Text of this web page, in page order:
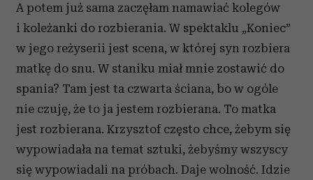
A potem już sama zaczęłam namawiać kolegów
i koleżanki do rozbierania. W spektaklu „Koniec”
w jego reżyserii jest scena, w której syn rozbiera
matkę do snu. W staniku miał mnie zostawić do
spania? Tam jest ta czwarta ściana, bo w ogóle
nie czuję, że to ja jestem rozbierana. To matka
jest rozbierana. Krzysztof często chce, żebym się
wypowiadała na temat sztuki, żebyśmy wszyscy
się wypowiadali na próbach. Daje wolność. Idzie